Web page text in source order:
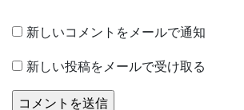
新しいコメントをメールで通知
新しい投稿をメールで受け取る